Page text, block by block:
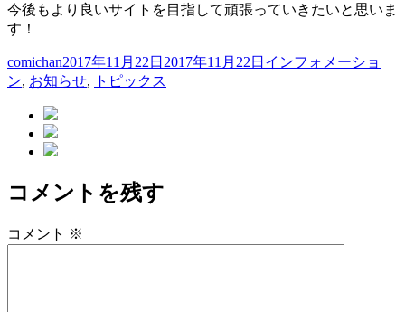
今後もより良いサイトを目指して頑張っていきたいと思いま
す！
投
稿
comichan投
稿
2017年11月22日 2017年11月22日 カ
インフォメーショ
ン, お知らせ, トピックス
コメントを残す
コメント ※